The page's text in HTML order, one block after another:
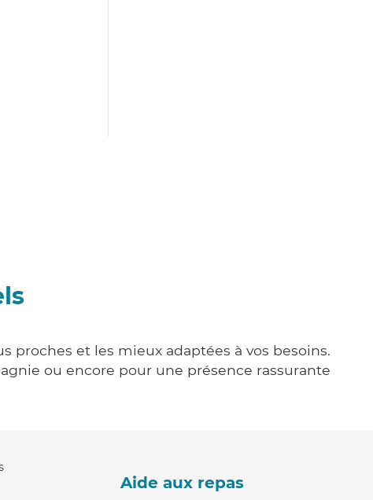
proches et les mieux adaptées à vos besoins.
ou encore pour une présence rassurante
Aide aux repas